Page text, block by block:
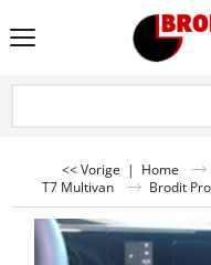
<< Vorige | Home
T7 Multivan
Brodit